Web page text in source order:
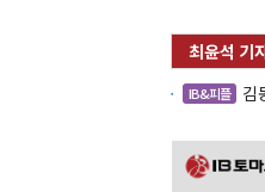
IB&피플 김